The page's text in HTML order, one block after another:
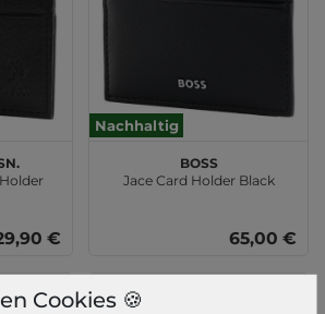
€
Nachhaltig
BOSS
Jace Card Holder Black
65,00 €
Cookies 🍪